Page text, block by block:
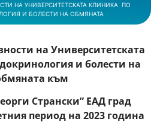
НА УНИВЕРСИТЕТСКАТА КЛИНИКА ПО
И БОЛЕСТИ НА ОБМЯНАТА
на Университетската
и болести на
към
Странски” ЕАД град
период на 2023 година